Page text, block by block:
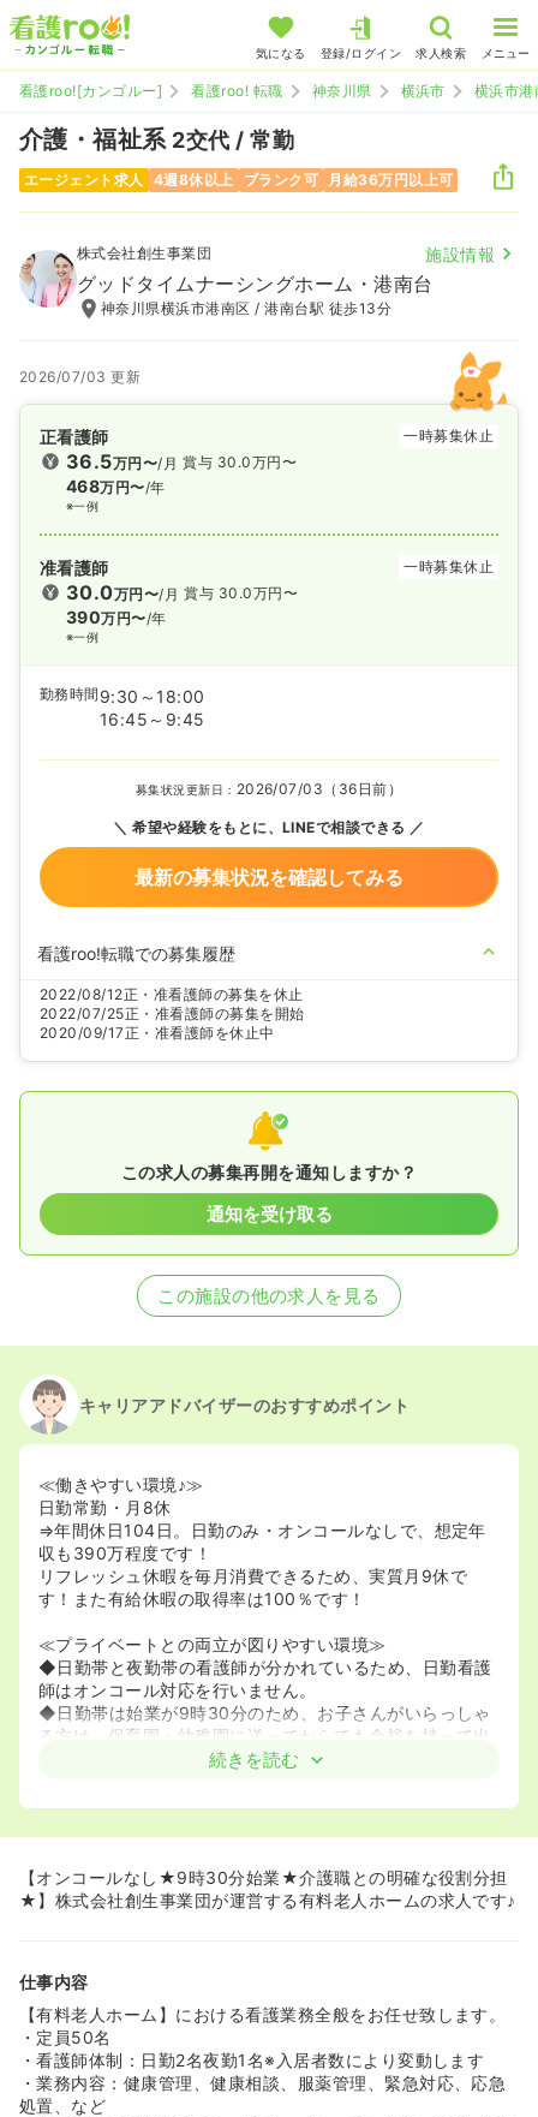
気になる 登録/ログイン 求人検索 メニュー
看護roo![カンゴルー] 看護roo! 転職 神奈川県 横浜市 横浜市港
介護・福祉系 2交代 / 常勤
エージェント求人 4週8休以上 ブランク可 月給36万円以上可
株式会社創生事業団 施設情報
グッドタイムナーシングホーム・港南台
神奈川県横浜市港南区 / 港南台駅 徒歩13分
2026/07/03 更新
正看護師 一時募集休止
36.5万円〜/月
468万円〜/年
※一例
賞与 30.0万円〜
准看護師 一時募集休止
30.0万円〜/月
390万円〜/年
※一例
賞与 30.0万円〜
勤務時間 9:30～18:00
16:45～9:45
募集状況更新日： 2026/07/03（36日前）
希望や経験をもとに、LINEで相談できる
最新の募集状況を確認してみる
看護roo!転職での募集履歴
2022/08/12正・准看護師の募集を休止
2022/07/25正・准看護師の募集を開始
2020/09/17正・准看護師を休止中
この求人の募集再開を通知しますか？
通知を受け取る
この施設の他の求人を見る
キャリアアドバイザーのおすすめポイント
≪働きやすい環境♪≫
日勤常勤・月8休
⇒年間休日104日。日勤のみ・オンコールなしで、想定年
収も390万程度です！
リフレッシュ休暇を毎月消費できるため、実質月9休で
す！また有給休暇の取得率は100％です！
≪プライベートとの両立が図りやすい環境≫
◆日勤帯と夜勤帯の看護師が分かれているため、日勤看護
師はオンコール対応を行いません。
◆日勤帯は始業が9時30分のため、お子さんがいらっしゃ
る方は、保育園・幼稚園に送ってからでも余裕を持って出
≪医療に専念できる環境≫
◆また、クリニックと併設されている施設もあり、要介護
度の高い方の受け入れを積極的に行っています。
続きを読む
【オンコールなし★9時30分始業★介護職との明確な役割分担
★】株式会社創生事業団が運営する有料老人ホームの求人です♪
仕事内容
【有料老人ホーム】における看護業務全般をお任せ致します。
・定員50名
・看護師体制：日勤2名夜勤1名※入居者数により変動します
・業務内容：健康管理、健康相談、服薬管理、緊急対応、応急
処置、など